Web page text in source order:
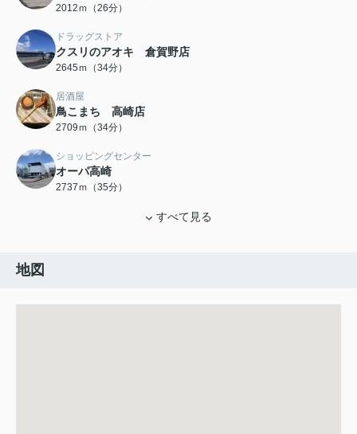
2012ｍ（26分）
ドラッグストア
クスリのアオキ 倉賀野店
2645ｍ（34分）
居酒屋
鳥こまち 高崎店
2709ｍ（34分）
ショッピングセンター
オーパ高崎
2737ｍ（35分）
すべて見る
地図